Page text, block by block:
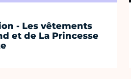
- Les vêtements
et de La Princesse